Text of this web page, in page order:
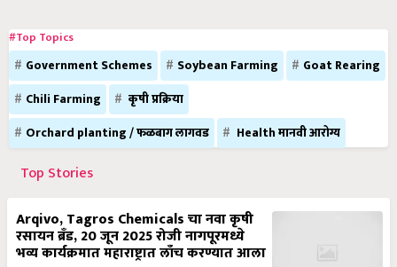
#Top Topics
Government Schemes Soybean Farming
Goat Rearing
Chili Farming
कृषी प्रक्रिया
Orchard planting / फळबाग लागवड
Health मानवी आरोग्य
Top Stories
Arqivo, Tagros Chemicals चा नवा कृषी
रसायन ब्रँड, 20 जून 2025 रोजी नागपूरमध्ये
भव्य कार्यक्रमात महाराष्ट्रात लाँच करण्यात आला